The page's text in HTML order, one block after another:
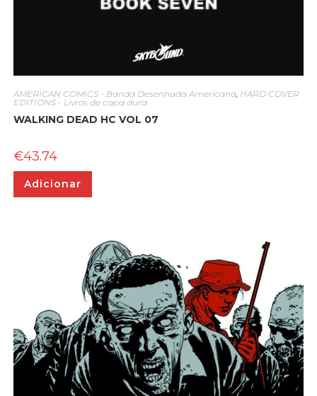
AMERICAN COMICS - Banda Desenhada Americana, HARD COVER
EDITIONS - Livros de capa dura
WALKING DEAD HC VOL 07
€43.74
Adicionar